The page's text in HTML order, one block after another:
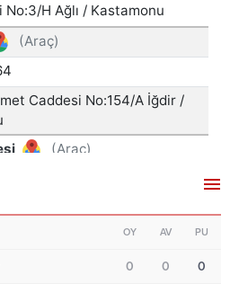
OY AV PU
0 0 0